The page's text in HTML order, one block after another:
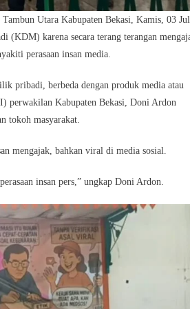
Utara Kabupaten Bekasi, Kamis, 03
(KDM) karena secara terang terangan
perasaan insan media.
pribadi, berbeda dengan produk media atau
perwakilan Kabupaten Bekasi, Doni Ardon
tokoh masyarakat.
mengajak, bahkan viral di media sosial.
insan pers,” ungkap Doni Ardon.